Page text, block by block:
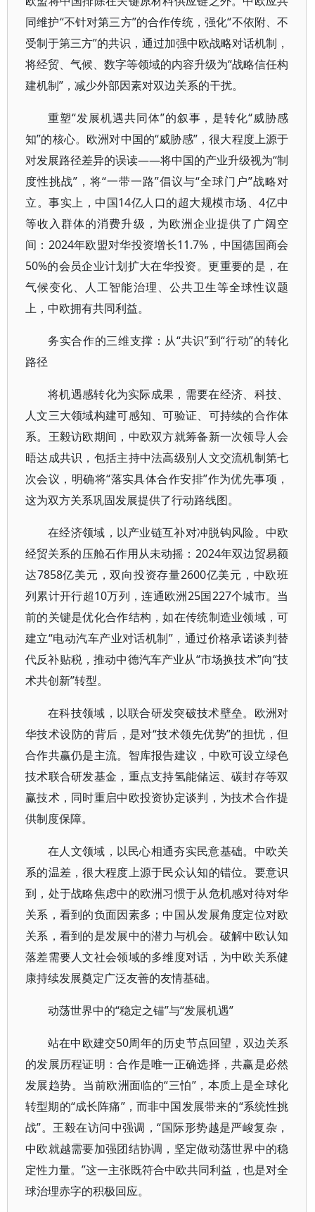
同维护“不针对第三方”的合作传统，强化“不依附、不
受制于第三方”的共识，通过加强中欧战略对话机制，
将经贸、气候、数字等领域的内容升级为“战略信任构
建机制”，减少外部因素对双边关系的干扰。
重塑“发展机遇共同体”的叙事，是转化“威胁感
知”的核心。欧洲对中国的“威胁感”，很大程度上源于
对发展路径差异的误读——将中国的产业升级视为“制
度性挑战”，将“一带一路”倡议与“全球门户”战略对
立。事实上，中国14亿人口的超大规模市场、4亿中
等收入群体的消费升级，为欧洲企业提供了广阔空
间：2024年欧盟对华投资增长11.7%，中国德国商会
50%的会员企业计划扩大在华投资。更重要的是，在
气候变化、人工智能治理、公共卫生等全球性议题
上，中欧拥有共同利益。
务实合作的三维支撑：从“共识”到“行动”的转化
路径
将机遇感转化为实际成果，需要在经济、科技、
人文三大领域构建可感知、可验证、可持续的合作体
系。王毅访欧期间，中欧双方就筹备新一次领导人会
晤达成共识，包括主持中法高级别人文交流机制第七
次会议，明确将“落实具体合作安排”作为优先事项，
这为双方关系巩固发展提供了行动路线图。
在经济领域，以产业链互补对冲脱钩风险。中欧
经贸关系的压舱石作用从未动摇：2024年双边贸易额
达7858亿美元，双向投资存量2600亿美元，中欧班
列累计开行超10万列，连通欧洲25国227个城市。当
前的关键是优化合作结构，如在传统制造业领域，可
建立“电动汽车产业对话机制”，通过价格承诺谈判替
代反补贴税，推动中德汽车产业从“市场换技术”向“技
术共创新”转型。
在科技领域，以联合研发突破技术壁垒。欧洲对
华技术设防的背后，是对“技术领先优势”的担忧，但
合作共赢仍是主流。智库报告建议，中欧可设立绿色
技术联合研发基金，重点支持氢能储运、碳封存等双
赢技术，同时重启中欧投资协定谈判，为技术合作提
供制度保障。
在人文领域，以民心相通夯实民意基础。中欧关
系的温差，很大程度上源于民众认知的错位。要意识
到，处于战略焦虑中的欧洲习惯于从危机感对待对华
关系，看到的负面因素多；中国从发展角度定位对欧
关系，看到的是发展中的潜力与机会。破解中欧认知
落差需要人文社会领域的多维度对话，为中欧关系健
康持续发展奠定广泛友善的友情基础。
动荡世界中的“稳定之锚”与“发展机遇”
站在中欧建交50周年的历史节点回望，双边关系
的发展历程证明：合作是唯一正确选择，共赢是必然
发展趋势。当前欧洲面临的“三怕”，本质上是全球化
转型期的“成长阵痛”，而非中国发展带来的“系统性挑
战”。王毅在访问中强调，“国际形势越是严峻复杂，
中欧就越需要加强团结协调，坚定做动荡世界中的稳
定性力量。”这一主张既符合中欧共同利益，也是对全
球治理赤字的积极回应。